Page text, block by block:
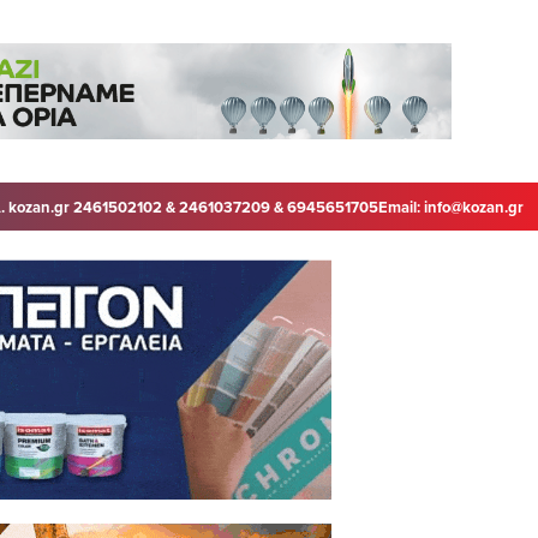
kozan.gr 2461502102 & 2461037209 & 6945651705Email:info@kozan.gr